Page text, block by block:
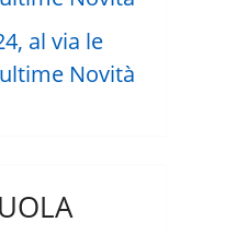
al via le
Novità